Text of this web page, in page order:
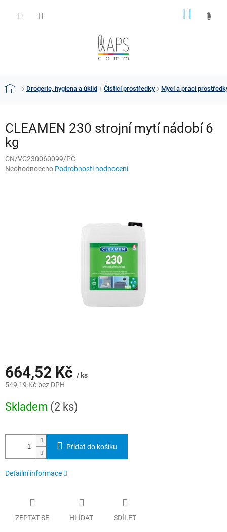
DomůDrogerie, hygiena a úklid Čisticí prostředky Mycí a prací
CLEAMEN 230 strojní mytí nádobí 6
kg
CN/VC230060099/PC
Průměrné
Neohodnoceno Podrobnosti hodnocení
664,52 Kč / ks
549,19 Kč bez DPH
cena:
Skladem (2 ks)
Přidat do košíku
Detailní informace
ZEPTAT SE HLÍDAT SDÍLET